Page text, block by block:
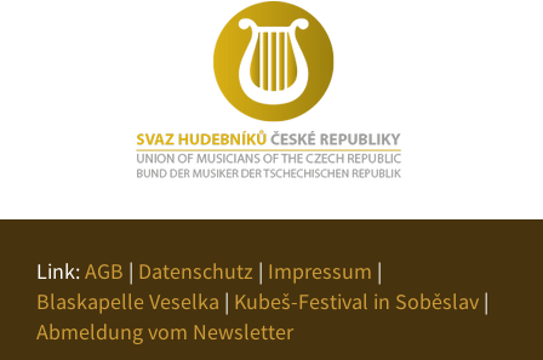
Link:AGB | Datenschutz | Impressum |
Blaskapelle Veselka | Kubeš-Festival in Soběslav |
Abmeldung vom Newsletter